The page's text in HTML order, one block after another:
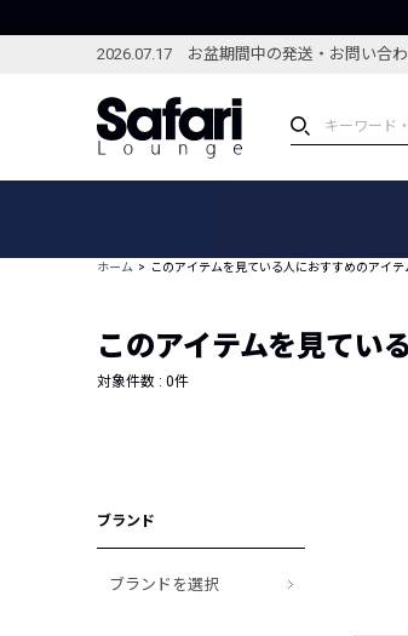
2026.07.17 お盆期間中の発送・お問い合
ブランドから探す
新着アイテム
編集部のおすすめアイテム
ホーム このアイテムを見ている人におすすめのアイテ
このアイテムを見てい
対象件数 : 0件
ブランド
ブランドを選択